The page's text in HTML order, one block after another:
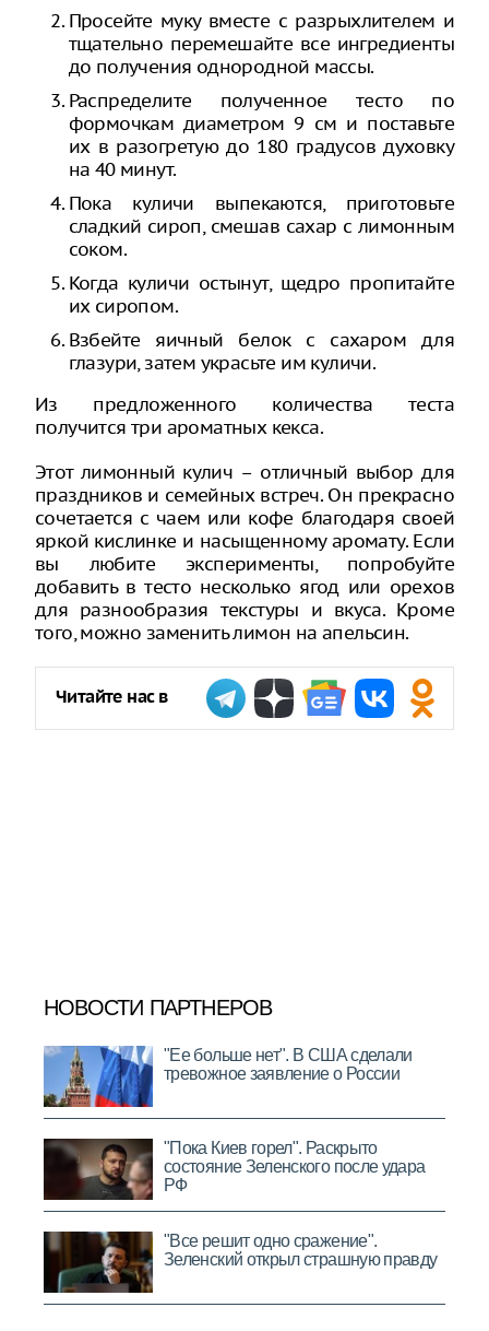
Просейте муку вместе с разрыхлителем и
тщательно перемешайте все ингредиенты
до получения однородной массы.
Распределите полученное тесто по
формочкам диаметром 9 см и поставьте
их в разогретую до 180 градусов духовку
на 40 минут.
Пока куличи выпекаются, приготовьте
сладкий сироп, смешав сахар с лимонным
соком.
Когда куличи остынут, щедро пропитайте
их сиропом.
Взбейте яичный белок с сахаром для
глазури, затем украсьте им куличи.
Из предложенного количества теста
получится три ароматных кекса.
Этот лимонный кулич – отличный выбор для
праздников и семейных встреч. Он прекрасно
сочетается с чаем или кофе благодаря своей
яркой кислинке и насыщенному аромату. Если
вы любите эксперименты, попробуйте
добавить в тесто несколько ягод или орехов
для разнообразия текстуры и вкуса. Кроме
того, можно заменить лимон на апельсин.
Читайте нас в